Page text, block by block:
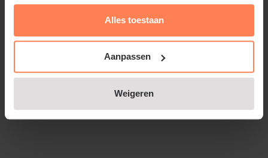
Alles toestaan
Aanpassen
Weigeren
kruisende twijgen. Houd de kroon van de boom
verder redelijk open door enkele hoofdtakken aan
te wijzen. Knip lange scheuten van de boom jaarlijks
terug zodat de boom het gewicht van de pruimen in
de volgende jaren goed kan dragen.